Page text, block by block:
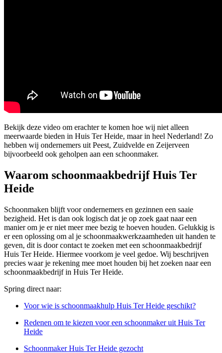
Bekijk deze video om erachter te komen hoe wij niet alleen
meerwaarde bieden in Huis Ter Heide, maar in heel Nederland! Zo
hebben wij ondernemers uit Peest, Zuidvelde en Zeijerveen
bijvoorbeeld ook geholpen aan een schoonmaker.
Waarom schoonmaakbedrijf Huis Ter
Heide
Schoonmaken blijft voor ondernemers en gezinnen een saaie
bezigheid. Het is dan ook logisch dat je op zoek gaat naar een
manier om je er niet meer mee bezig te hoeven houden. Gelukkig is
er een oplossing om al je schoonmaakwerkzaamheden uit handen te
geven, dit is door contact te zoeken met een schoonmaakbedrijf
Huis Ter Heide. Hiermee voorkom je veel gedoe. Wij beschrijven
precies waar je rekening mee moet houden bij het zoeken naar een
schoonmaakbedrijf in Huis Ter Heide.
Spring direct naar:
Voor wie is schoonmaakhulp Huis Ter Heide geschikt?
Redenen om te kiezen voor een schoonmaker uit Huis Ter
Heide
Schoonmaker Huis Ter Heide gezocht